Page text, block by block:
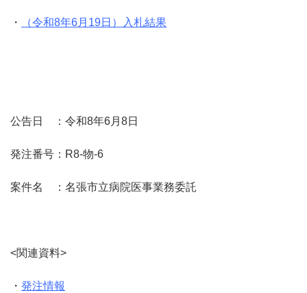
・ （令和8年6月19日）入札結果
公告日 ：令和8年6月8日
発注番号：R8-物-6
案件名 ：名張市立病院医事業務委託
<関連資料>
・ 発注情報